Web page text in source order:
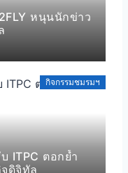
หนุนนักข่าว
กิจกรรมชมรมฯ
ITPC ตอกย้ำ
ดิจิทัล